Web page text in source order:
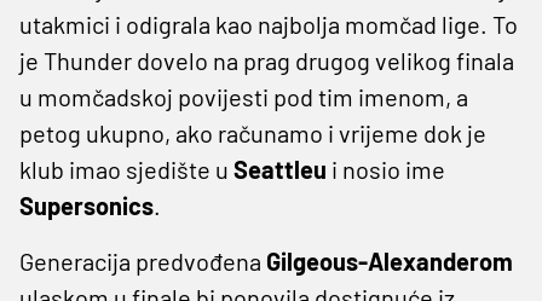
utakmici i odigrala kao najbolja momčad lige. To
je Thunder dovelo na prag drugog velikog finala
u momčadskoj povijesti pod tim imenom, a
petog ukupno, ako računamo i vrijeme dok je
klub imao sjedište u Seattleu i nosio ime
Supersonics.
Generacija predvođena Gilgeous-Alexanderom